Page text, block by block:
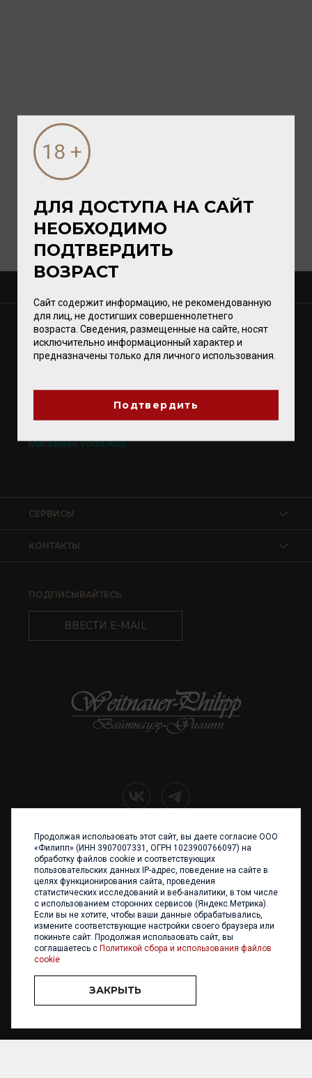
МАГАЗИНЫ
Калининград
Магазины VomFASS
КОНТАКТЫ
СЕРВИСЫ
ПОДПИСЫВАЙТЕСЬ
ВВЕСТИ E-MAIL
+7 (4012) 960 898
236017 Калининград,
ул. Каштановая аллея, 47
Телефон: +7 4012 960 898,
+7 4012 960 856
Написать нам
ООО «ФИЛИПП» © 2013 - 2026. Все права защищены
Разработка и
ДЛЯ ДОСТУПА НА САЙТ
НЕОБХОДИМО
ПОДТВЕРДИТЬ
ВОЗРАСТ
Сайт содержит информацию, не рекомендованную
для лиц, не достигших совершеннолетнего
возраста. Сведения, размещенные на сайте, носят
исключительно информационный характер и
предназначены только для личного использования.
Подтвердить
Продолжая использовать этот сайт, вы даете согласие ООО
«Филипп» (ИНН 3907007331, ОГРН 1023900766097) на
обработку файлов cookie и соответствующих
пользовательских данных IP-адрес, поведение на сайте в
целях функционирования сайта, проведения
статистических исследований и веб-аналитики, в том числе
с использованием сторонних сервисов (Яндекс.Метрика).
Если вы не хотите, чтобы ваши данные обрабатывались,
измените соответствующие настройки своего браузера или
покиньте сайт. Продолжая использовать сайт, вы
соглашаетесь с Политикой сбора и использования файлов
cookie
ЗАКРЫТЬ